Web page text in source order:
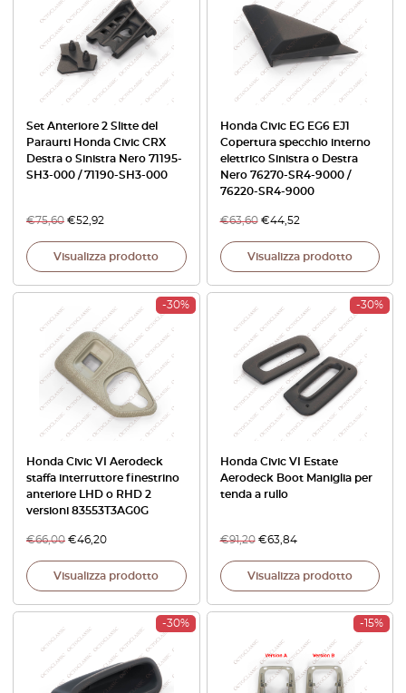
Set Anteriore 2 Slitte del
Paraurti Honda Civic CRX
Destra o Sinistra Nero 71195-
SH3-000 / 71190-SH3-000
€75,60 €52,92
Visualizza prodotto
Honda Civic EG EG6 EJ1
Copertura specchio interno
elettrico Sinistra o Destra
Nero 76270-SR4-9000 /
76220-SR4-9000
€63,60 €44,52
Visualizza prodotto
-30%
Honda Civic VI Aerodeck
staffa interruttore finestrino
anteriore LHD o RHD 2
versioni 83553T3AG0G
€66,00 €46,20
Visualizza prodotto
-30%
Honda Civic VI Estate
Aerodeck Boot Maniglia per
tenda a rullo
€91,20 €63,84
Visualizza prodotto
-30% -15%